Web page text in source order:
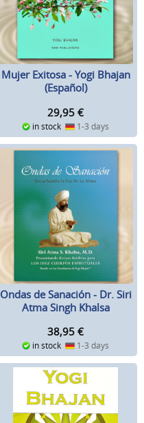
Mujer Exitosa - Yogi Bhajan
(Español)
29,95 €
in stock 1-3 days
Ondas de Sanación - Dr. Siri
Atma Singh Khalsa
38,95 €
in stock 1-3 days